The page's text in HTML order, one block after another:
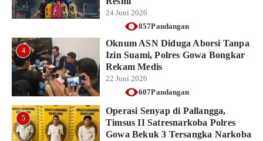
24 Juni 2026
857Pandangan
4
Oknum ASN Diduga Aborsi Tanpa
Izin Suami, Polres Gowa Bongkar
Rekam Medis
22 Juni 2026
607Pandangan
5
Operasi Senyap di Pallangga,
Timsus II Satresnarkoba Polres
Gowa Bekuk 3 Tersangka Narkoba